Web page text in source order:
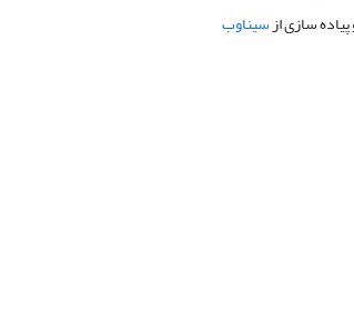
سازی ازسیناوب